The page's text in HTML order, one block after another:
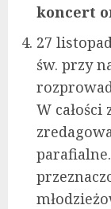
koncert
27
św. przy
W